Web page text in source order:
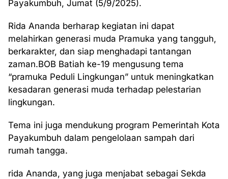
Payakumbuh, Jumat (5/9/2025).
Rida Ananda berharap kegiatan ini dapat
melahirkan generasi muda Pramuka yang tangguh,
berkarakter, dan siap menghadapi tantangan
zaman.BOB Batiah ke-19 mengusung tema
“pramuka Peduli Lingkungan” untuk meningkatkan
kesadaran generasi muda terhadap pelestarian
lingkungan.
Tema ini juga mendukung program Pemerintah Kota
Payakumbuh dalam pengelolaan sampah dari
rumah tangga.
rida Ananda, yang juga menjabat sebagai Sekda